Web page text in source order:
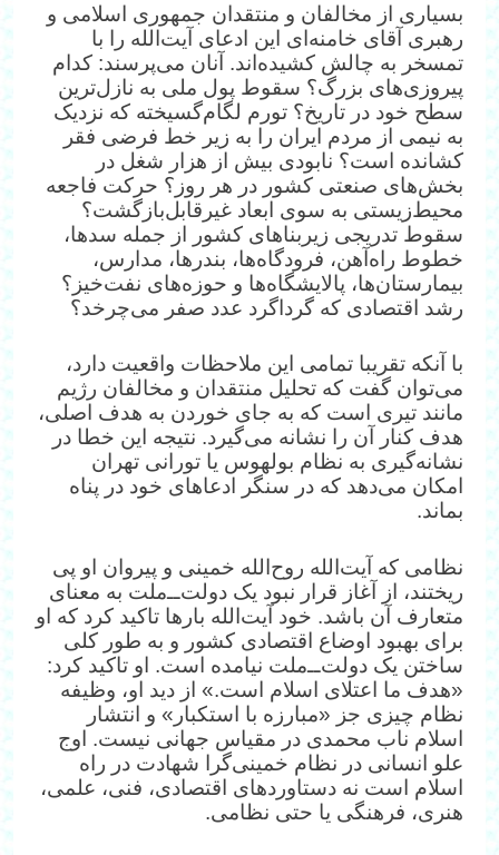
بسیاری از مخالفان و منتقدان جمهوری اسلامی و
رهبری آقای خامنه‌ای این ادعای آیت‌الله را با
تمسخر به چالش کشیده‌اند. آنان می‌پرسند: کدام
پیروزی‌های بزرگ؟ سقوط پول ملی به نازل‌ترین
سطح خود در تاریخ؟ تورم لگام‌گسیخته که نزدیک
به نیمی از مردم ایران را به زیر خط فرضی فقر
کشانده است؟ نابودی بیش از هزار شغل در
بخش‌های صنعتی کشور در هر روز؟ حرکت فاجعه
محیط‌‌زیستی به سوی ابعاد غیرقابل‌بازگشت؟
سقوط تدریجی زیربناهای کشور از جمله سدها،
خطوط راه‌آهن، فرودگاه‌ها، بندرها، مدارس،
بیمارستان‌ها، پالایشگاه‌ها و حوزه‌های نفت‌خیز؟
رشد اقتصادی که گرداگرد عدد صفر می‌چرخد؟
با آنکه تقریبا تمامی این ملاحظات واقعیت دارد،
می‌توان گفت که تحلیل منتقدان و مخالفان رژیم
مانند تیری است که به جای خوردن به هدف اصلی،
هدف کنار آن را نشانه می‌گیرد. نتیجه این خطا در
نشانه‌گیری به نظام بولهوس یا تورانی تهران
امکان می‌دهد که در سنگر ادعاهای خود در پناه
بماند.
نظامی که آیت‌الله روح‌الله خمینی و پیروان او پی
ریختند، از آغاز قرار نبود یک دولت‌‌ــ‌ملت به معنای
متعارف آن باشد. خود آیت‌الله بارها تاکید کرد که او
برای بهبود اوضاع اقتصادی کشور و به طور کلی
ساختن یک دولت‌ــ‌ملت نیامده است. او تاکید کرد:
«هدف ما اعتلای اسلام است.» از دید او، وظیفه
نظام چیزی جز «مبارزه با استکبار» و انتشار
اسلام ناب محمدی در مقیاس جهانی نیست. اوج
علو انسانی در نظام خمینی‌گرا شهادت در راه
اسلام است نه دستاوردهای اقتصادی، فنی، علمی،
هنری، فرهنگی یا حتی نظامی.